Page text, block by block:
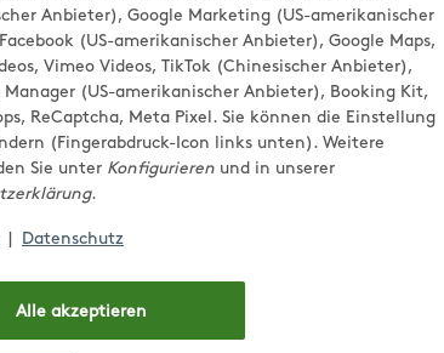
Wir
Anbieter), Google Marketing (US-amerikanischer
(US-amerikanischer Anbieter), Google Maps,
Vimeo Videos, TikTok (Chinesischer Anbieter),
Manager (US-amerikanischer Anbieter), Booking Kit,
ReCaptcha, Meta Pixel. Sie können die Einstellung
(Fingerabdruck-Icon links unten). Weitere
Sie unter Konfigurieren und in unserer
.
Datenschutz
Alle akzeptieren